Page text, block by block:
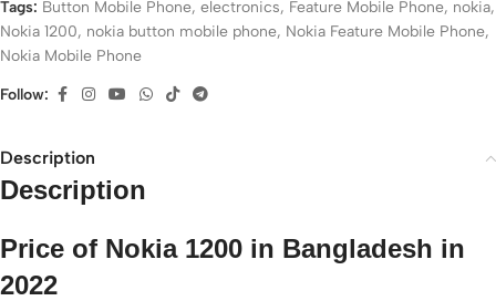
Tags: Button Mobile Phone, electronics, Feature Mobile Phone, nokia,
Nokia 1200, nokia button mobile phone, Nokia Feature Mobile Phone,
Nokia Mobile Phone
Follow:
Description
Description
Price of Nokia 1200 in Bangladesh in
2022